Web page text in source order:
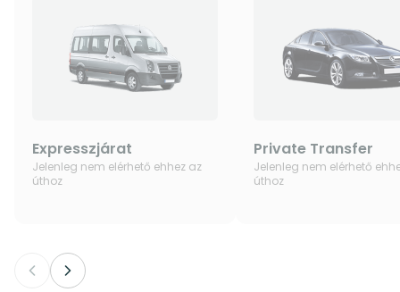
Expresszjárat
Jelenleg nem elérhető ehhez az
úthoz
Private Transfer
Jelenleg nem elérhető
úthoz